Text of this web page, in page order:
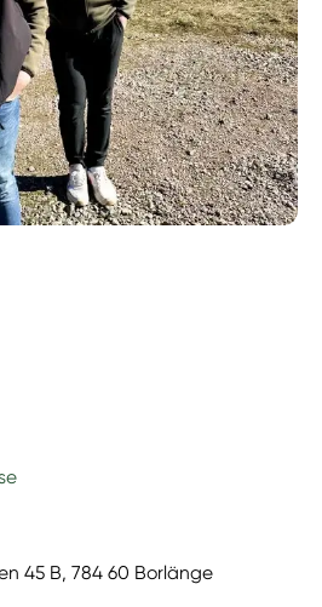
45 B, 784 60 Borlänge